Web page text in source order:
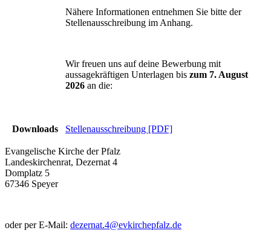
Nähere Informationen entnehmen Sie bitte der
Stellenausschreibung im Anhang.
Wir freuen uns auf deine Bewerbung mit
aussagekräftigen Unterlagen bis zum 7. August
2026 an die:
Downloads Stellenausschreibung [PDF]
Evangelische Kirche der Pfalz
Landeskirchenrat, Dezernat 4
Domplatz 5
67346 Speyer
oder per E-Mail: dezernat.4@evkirchepfalz.de